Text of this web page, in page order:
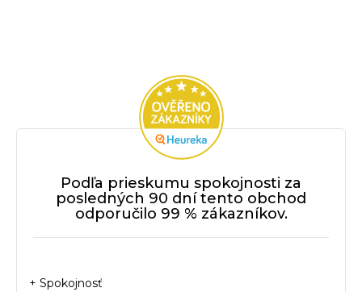
a
c
i
e
p
r
v
k
y
v
Podľa prieskumu spokojnosti za
posledných 90 dní tento obchod
odporučilo 99 % zákazníkov.
+ Spokojnosť